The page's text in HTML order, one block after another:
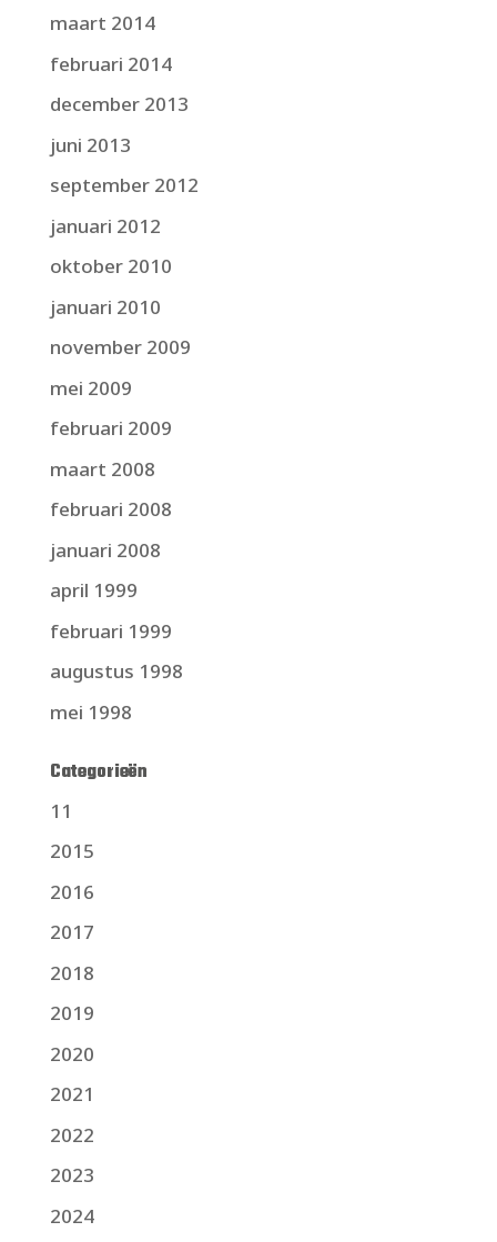
maart 2014
februari 2014
december 2013
juni 2013
september 2012
januari 2012
oktober 2010
januari 2010
november 2009
mei 2009
februari 2009
maart 2008
februari 2008
januari 2008
april 1999
februari 1999
augustus 1998
mei 1998
Categorieën
11
2015
2016
2017
2018
2019
2020
2021
2022
2023
2024